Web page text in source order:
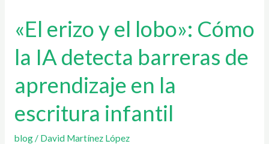
«El erizo y el lobo»: Cómo
la IA detecta barreras de
aprendizaje en la
escritura infantil
blog/ David Martínez López
el
lobo»:
Cómo
IA
detecta
barreras
de